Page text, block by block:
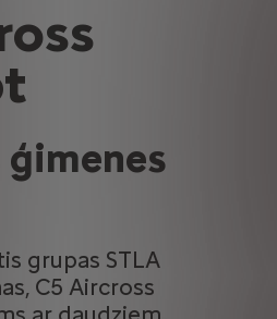
ģimenes
grupas STLA
C5 Aircross